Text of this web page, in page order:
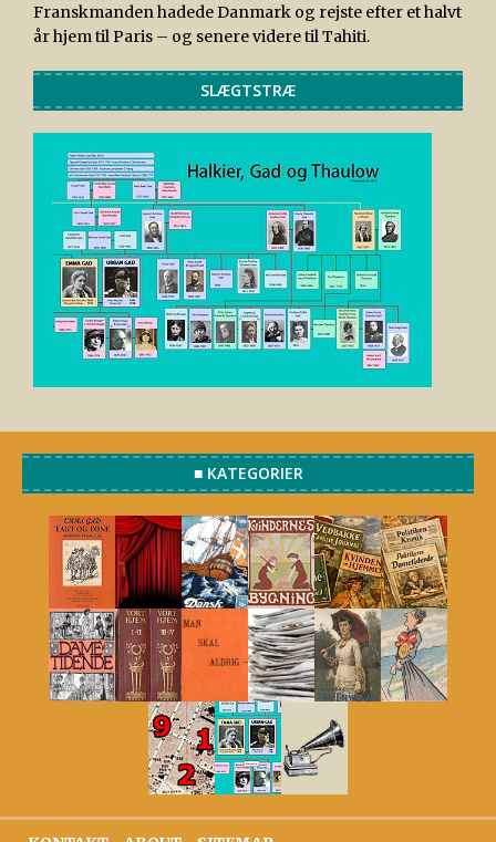
Franskmanden hadede Danmark og rejste efter et halvt
år hjem til Paris – og senere videre til Tahiti.
SLÆGTSTRÆ
■ KATEGORIER